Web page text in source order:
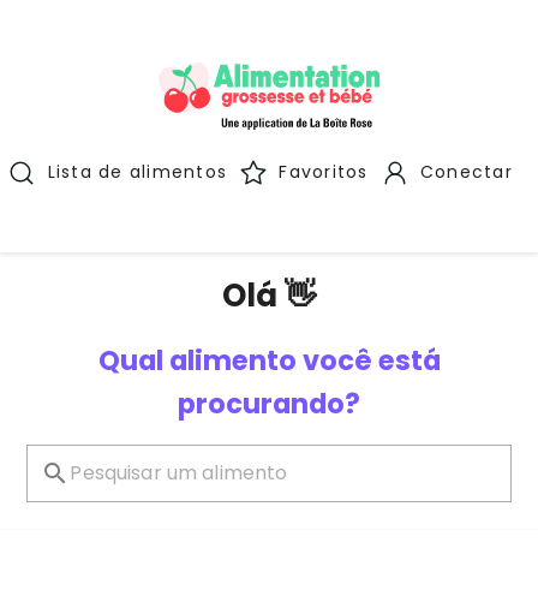
Lista de alimentos Favoritos Conectar
Olá 👋
Qual alimento você está
procurando?